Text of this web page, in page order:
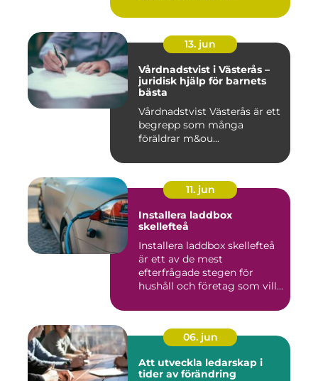
13. jun
Vårdnadstvist i Västerås –
juridisk hjälp för barnets
bästa
Vårdnadstvist Västerås är ett
begrepp som många
föräldrar m&ou...
11. jun
Installera laddbox
skellefteå
Installera laddbox skellefteå
är ett av de mest
efterfrågade stegen för
hushåll och företag som vill...
06. jun
Att utveckla ledarskap i
tider av förändring